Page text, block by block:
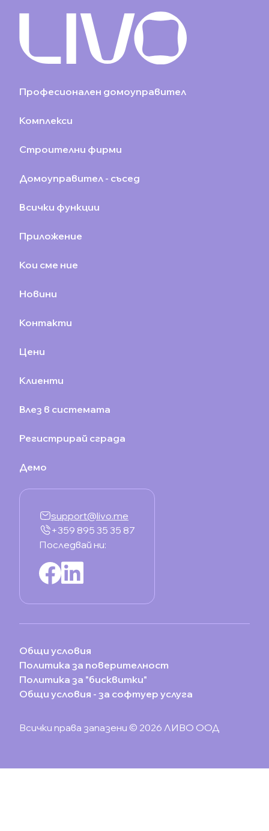
Професионален домоуправител
Комплекси
Строителни фирми
Домоуправител - съсед
Всички функции
Приложение
Кои сме ние
Новини
Контакти
Цени
Клиенти
Влез в системата
Регистрирай сграда
Демо
support@livo.me
+359 895 35 35 87
Последвай ни:
Общи условия
Политика за поверителност
Политика за "бисквитки"
Общи условия - за софтуер услуга
Всички права запазени © 2026 ЛИВО ООД